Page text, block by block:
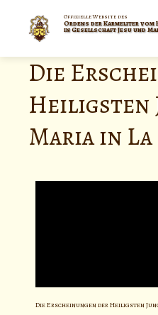
Offizielle Website des
Ordens der Karmeliter
in Gesellschaft Jesu und
Die
Heiligsten
Maria in
Die Erscheinungen der Heiligsten